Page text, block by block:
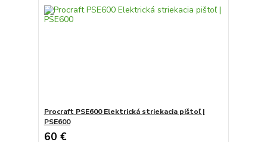
Procraft PSE600 Elektrická striekacia pištoľ |
PSE600
60 €